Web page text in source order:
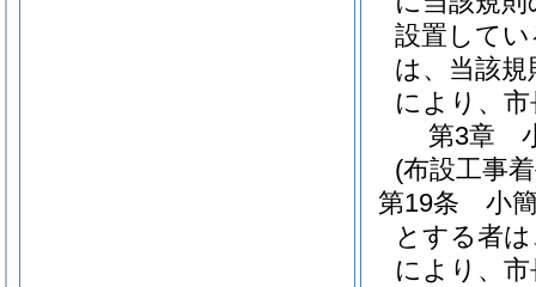
設置してい
は、当該
により、
第3章
(布設工事
第19条
小
とする者
により、